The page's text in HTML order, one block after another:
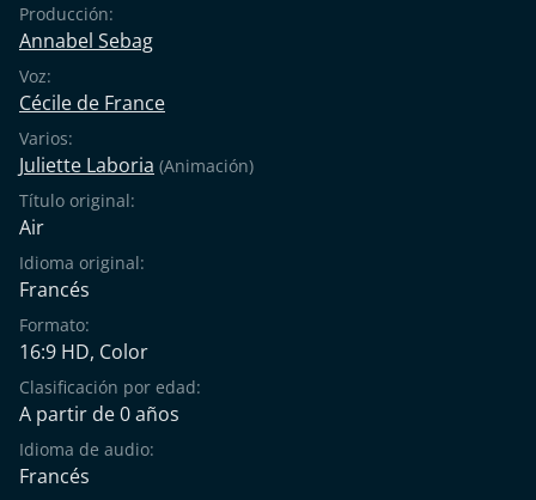
Producción:
Annabel Sebag
Voz:
Cécile de France
Varios:
Juliette Laboria (Animación)
Título original:
Air
Idioma original:
Francés
Formato:
16:9 HD, Color
Clasificación por edad:
A partir de 0 años
Idioma de audio:
Francés